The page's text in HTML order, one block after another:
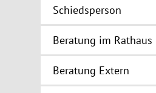
Schiedsperson
Beratung im Rathaus
Beratung Extern